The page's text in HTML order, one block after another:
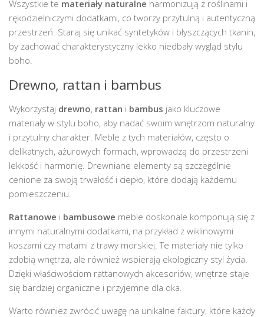
Wszystkie te materiały naturalne harmonizują z roślinami i
rękodzielniczymi dodatkami, co tworzy przytulną i autentyczną
przestrzeń. Staraj się unikać syntetyków i błyszczących tkanin,
by zachować charakterystyczny lekko niedbały wygląd stylu
boho.
Drewno, rattan i bambus
Wykorzystaj drewno, rattan i bambus jako kluczowe
materiały w stylu boho, aby nadać swoim wnętrzom naturalny
i przytulny charakter. Meble z tych materiałów, często o
delikatnych, ażurowych formach, wprowadzą do przestrzeni
lekkość i harmonię. Drewniane elementy są szczególnie
cenione za swoją trwałość i ciepło, które dodają każdemu
pomieszczeniu.
Rattanowe i bambusowe meble doskonale komponują się z
innymi naturalnymi dodatkami, na przykład z wiklinowymi
koszami czy matami z trawy morskiej. Te materiały nie tylko
zdobią wnętrza, ale również wspierają ekologiczny styl życia.
Dzięki właściwościom rattanowych akcesoriów, wnętrze staje
się bardziej organiczne i przyjemne dla oka.
Warto również zwrócić uwagę na unikalne faktury, które każdy